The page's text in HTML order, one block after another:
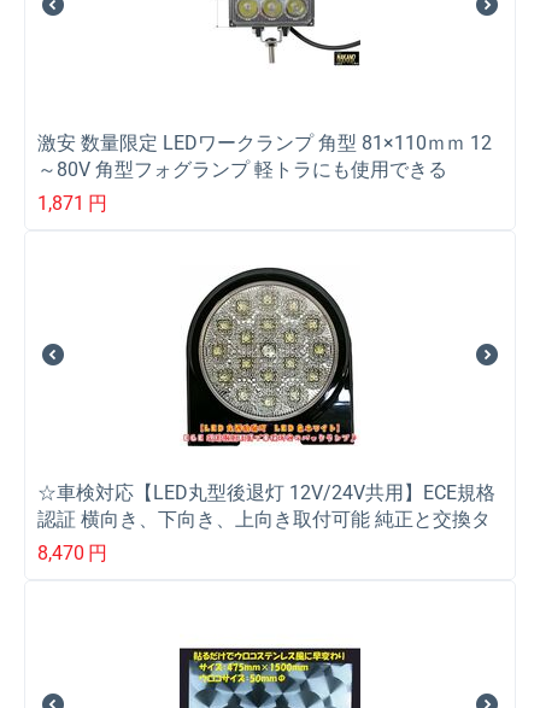
激安 数量限定 LEDワークランプ 角型 81×110ｍｍ 12
～80V 角型フォグランプ 軽トラにも使用できる
1,871 円
☆車検対応【LED丸型後退灯 12V/24V共用】ECE規格
認証 横向き、下向き、上向き取付可能 純正と交換タ
イプ【バックランプ VS-L141VW+VS-L3D】
8,470 円